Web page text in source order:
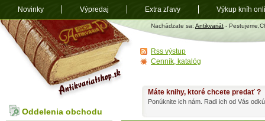
Antikvariát
shop.sk
Nachádzate sa: Antikvariát -
Máte knihy, ktoré chcete predať ?
Ponúknite ich nám. Radi ich od Vás
Oddelenia obchodu
Rss výstup
Cenník, katalóg
Novinky Výpredaj Extra zľavy Výkup kníh